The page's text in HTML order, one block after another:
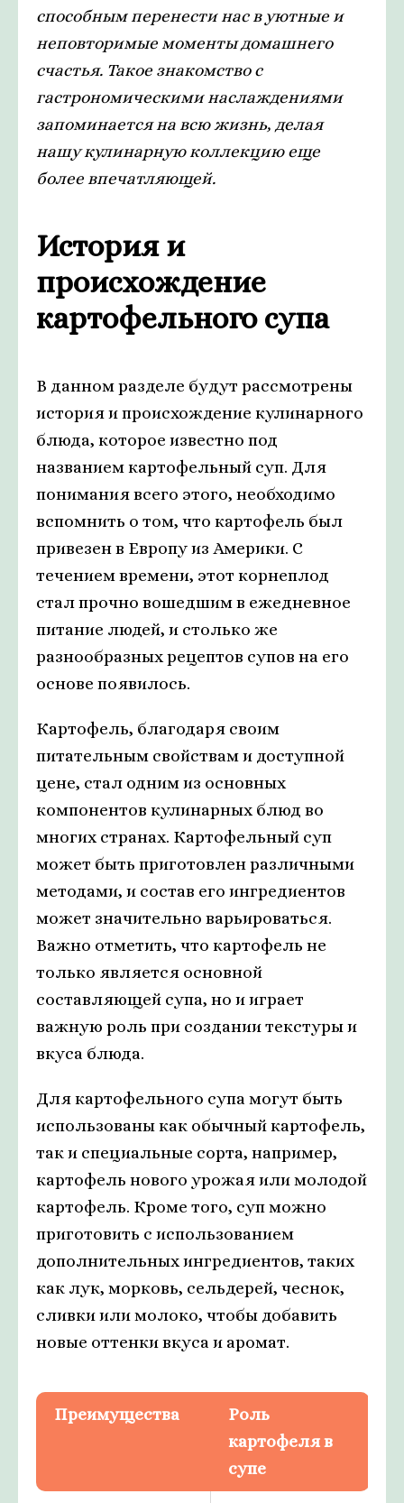
способным перенести нас в уютные и
неповторимые моменты домашнего
счастья. Такое знакомство с
гастрономическими наслаждениями
запоминается на всю жизнь, делая
нашу кулинарную коллекцию еще
более впечатляющей.
История и
происхождение
картофельного супа
В данном разделе будут рассмотрены
история и происхождение кулинарного
блюда, которое известно под
названием картофельный суп. Для
понимания всего этого, необходимо
вспомнить о том, что картофель был
привезен в Европу из Америки. С
течением времени, этот корнеплод
стал прочно вошедшим в ежедневное
питание людей, и столько же
разнообразных рецептов супов на его
основе появилось.
Картофель, благодаря своим
питательным свойствам и доступной
цене, стал одним из основных
компонентов кулинарных блюд во
многих странах. Картофельный суп
может быть приготовлен различными
методами, и состав его ингредиентов
может значительно варьироваться.
Важно отметить, что картофель не
только является основной
составляющей супа, но и играет
важную роль при создании текстуры и
вкуса блюда.
Для картофельного супа могут быть
использованы как обычный картофель,
так и специальные сорта, например,
картофель нового урожая или молодой
картофель. Кроме того, суп можно
приготовить с использованием
дополнительных ингредиентов, таких
как лук, морковь, сельдерей, чеснок,
сливки или молоко, чтобы добавить
новые оттенки вкуса и аромат.
Преимущества
Роль
картофеля в
супе